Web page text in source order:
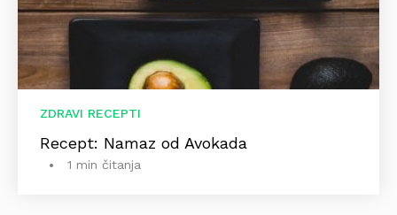
ZDRAVI RECEPTI
Recept: Namaz od Avokada
1 min čitanja